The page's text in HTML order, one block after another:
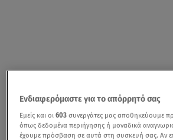
Ενδιαφερόμαστε για το απόρρητό σας
Εμείς και οι603 συνεργάτες μας αποθηκεύουμε
όπως δεδομένα περιήγησης ή μοναδικά
έχουμε πρόσβαση σε αυτά στη συσκευή σας. Αν